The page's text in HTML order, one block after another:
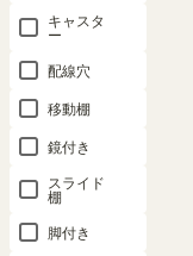
キャスタ
ー
配線穴
移動棚
鏡付き
スライド
棚
脚付き